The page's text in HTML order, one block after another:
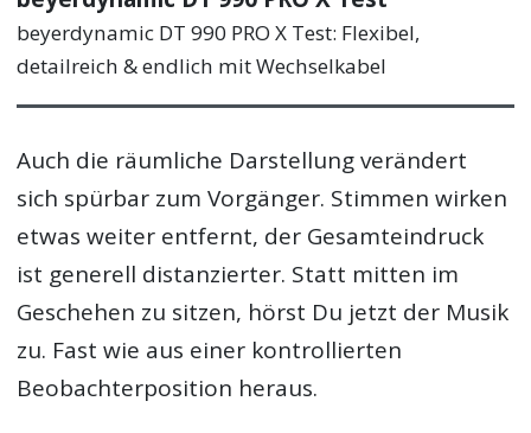
beyerdynamic DT 990 PRO X Test: Flexibel,
detailreich & endlich mit Wechselkabel
Auch die räumliche Darstellung verändert
sich spürbar zum Vorgänger. Stimmen wirken
etwas weiter entfernt, der Gesamteindruck
ist generell distanzierter. Statt mitten im
Geschehen zu sitzen, hörst Du jetzt der Musik
zu. Fast wie aus einer kontrollierten
Beobachterposition heraus.